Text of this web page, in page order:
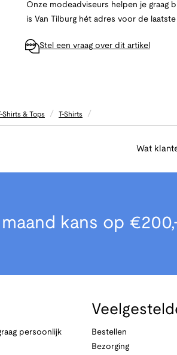
Onze modeadviseurs helpen je graag
is Van Tilburg hét adres voor de
Stel een vraag over dit artikel
Shirts & Tops / T-Shirts /
Wat
kans op
persoonlijk
Bestellen
Bezorging